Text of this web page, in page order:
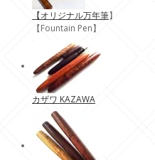
【オリジナル万年筆】
【Fountain Pen】
カザワ KAZAWA